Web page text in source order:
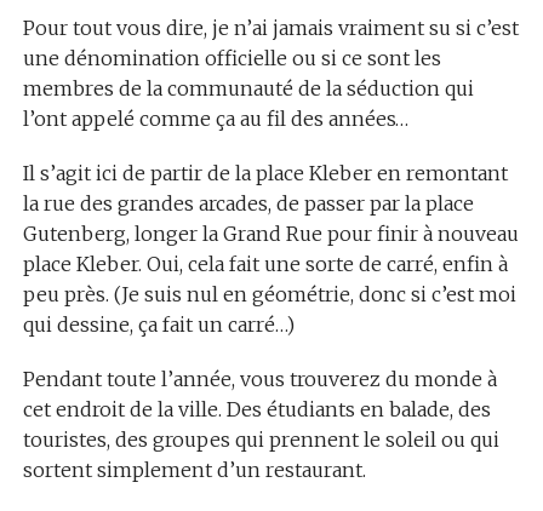
Pour tout vous dire, je n’ai jamais vraiment su si c’est
une dénomination officielle ou si ce sont les
membres de la communauté de la séduction qui
l’ont appelé comme ça au fil des années…
Il s’agit ici de partir de la place Kleber en remontant
la rue des grandes arcades, de passer par la place
Gutenberg, longer la Grand Rue pour finir à nouveau
place Kleber. Oui, cela fait une sorte de carré, enfin à
peu près. (Je suis nul en géométrie, donc si c’est moi
qui dessine, ça fait un carré…)
Pendant toute l’année, vous trouverez du monde à
cet endroit de la ville. Des étudiants en balade, des
touristes, des groupes qui prennent le soleil ou qui
sortent simplement d’un restaurant.